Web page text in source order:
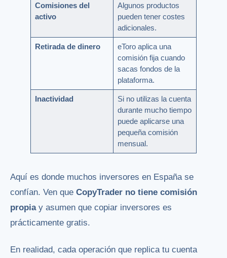
Comisiones del
activo
Algunos productos
pueden tener costes
adicionales.
Retirada de dinero
eToro aplica una
comisión fija cuando
sacas fondos de la
plataforma.
Inactividad
Si no utilizas la cuenta
durante mucho tiempo
puede aplicarse una
pequeña comisión
mensual.
Aquí es donde muchos inversores en España se
confían. Ven que CopyTrader no tiene comisión
propiay asumen que copiar inversores es
prácticamente gratis.
En realidad, cada operación que replica tu cuenta